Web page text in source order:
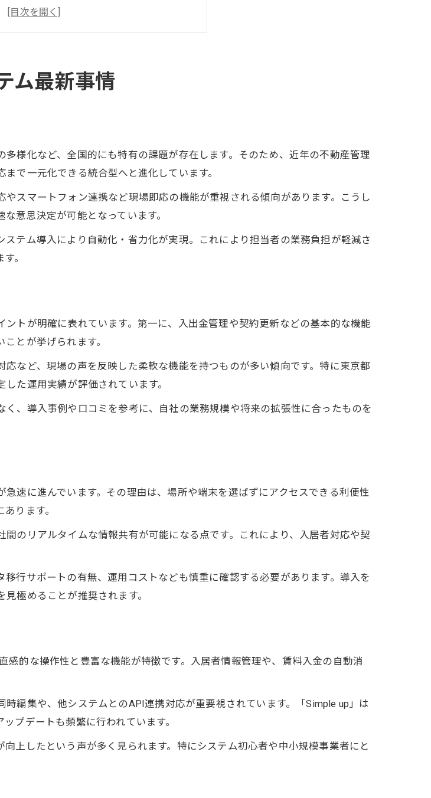
理システムの導入動向
貸管理ソフトの特徴を解説
導入で何が変わるのか
導入で業務効率はどう変化するか
ソフトの導入メリットを実感
ン後の管理機能の広がり
現場のリアルな変化
東京都の実例に学ぶ
選定で東京都の実例が示すポイント
ンキングと都内導入事例の比較
貸管理システムの実践例
ランでの運用体験談
理システムの比較法
を比較する際の注目ポイント
ンキングの見方と選定基準
理システムの機能比較例
理ソフトの違いを解説
システムで変わる東京都の業務
導入現場が語る使い勝手の実感
ンによる情報一元化の強み
クラウド運用の実体験
でアットホーム連携が重要視される背景
賃貸管理業務の効率化
ム最新事情
様化など、全国的にも特有の課題が存在します。そのため、近年の不動産管理
で一元化できる統合型へと進化しています。
スマートフォン連携など現場即応の機能が重視される傾向があります。こうし
意思決定が可能となっています。
テム導入により自動化・省力化が実現。これにより担当者の業務負担が軽減さ
。
トが明確に表れています。第一に、入出金管理や契約更新などの基本的な機能
とが挙げられます。
など、現場の声を反映した柔軟な機能を持つものが多い傾向です。特に東京都
た運用実績が評価されています。
、導入事例や口コミを参考に、自社の業務規模や将来の拡張性に合ったものを
速に進んでいます。その理由は、場所や端末を選ばずにアクセスできる利便性
ります。
のリアルタイムな情報共有が可能になる点です。これにより、入居者対応や契
行サポートの有無、運用コストなども慎重に確認する必要があります。導入を
極めることが推奨されます。
的な操作性と豊富な機能が特徴です。入居者情報管理や、賃料入金の自動消
編集や、他システムとのAPI連携対応が重要視されています。「Simple up」は
プデートも頻繁に行われています。
上したという声が多く見られます。特にシステム初心者や中小規模事業者にと